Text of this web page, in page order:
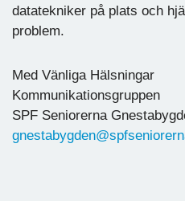
datatekniker på plats och
problem.
Med Vänliga Hälsningar
Kommunikationsgruppen
SPF Seniorerna